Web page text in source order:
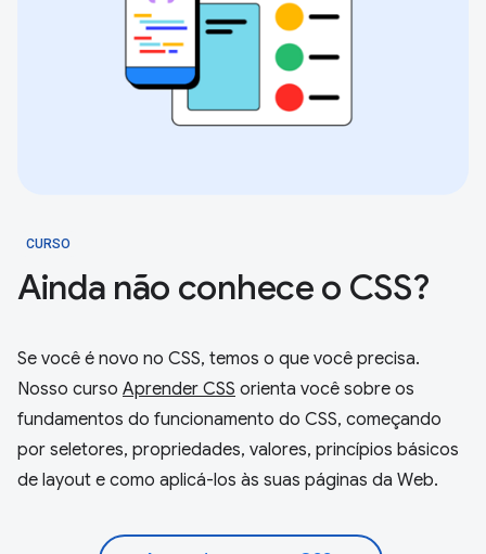
CURSO
Ainda não conhece o CSS?
Se você é novo no CSS, temos o que você precisa.
Nosso curso Aprender CSS orienta você sobre os
fundamentos do funcionamento do CSS, começando
por seletores, propriedades, valores, princípios básicos
de layout e como aplicá-los às suas páginas da Web.